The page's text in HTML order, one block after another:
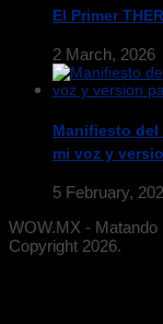
El Primer
2 March, 2026
Manifiesto del
mi voz y
5 February,
WOW.MX - Matando
Copyright 2026.